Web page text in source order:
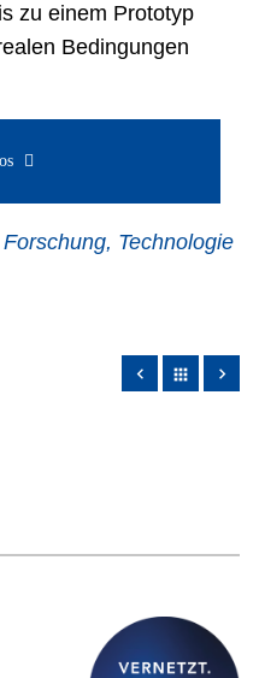
zu einem Prototyp
Bedingungen
Technologie
apps